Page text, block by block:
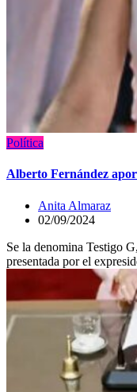
Política
Alberto Fernández
Anita Almaraz
02/09/2024
Se la denomina Testigo
presentada por el